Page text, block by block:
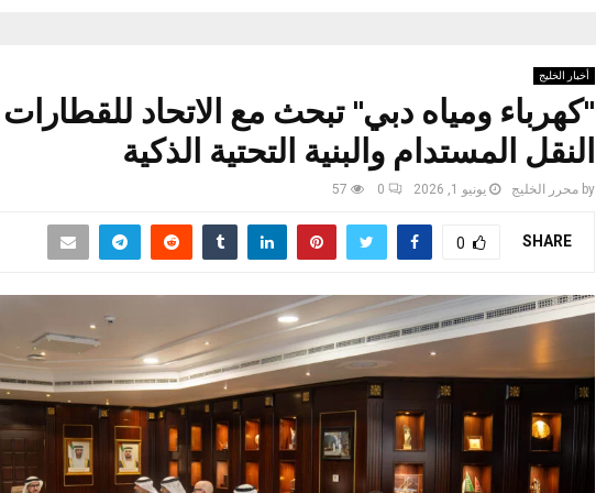
أخبار الخليج
"كهرباء ومياه دبي" تبحث مع الاتحاد
النقل المستدام والبنية التحتية الذكية
by محرر الخليج يونيو 1, 2026 0
57
SHARE
0